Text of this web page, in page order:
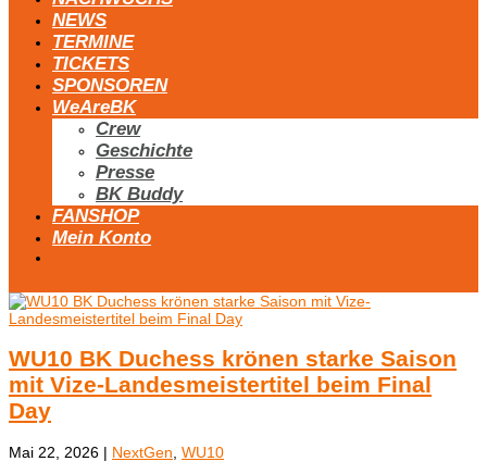
NEWS
TERMINE
TICKETS
SPONSOREN
WeAreBK
Crew
Geschichte
Presse
BK Buddy
FANSHOP
Mein Konto
WU10 BK Duchess krönen starke Saison
mit Vize-Landesmeistertitel beim Final
Day
Mai 22, 2026 | NextGen WU10